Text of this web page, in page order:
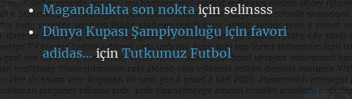
Magandalıkta son noktaiçinselinsss
Dünya Kupası Şampiyonluğu için favori
adidas… içinTutkumuz Futbol